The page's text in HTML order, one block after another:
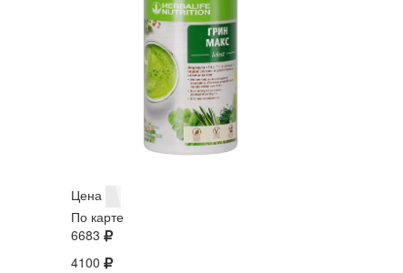
Цена
По карте
6683
4100